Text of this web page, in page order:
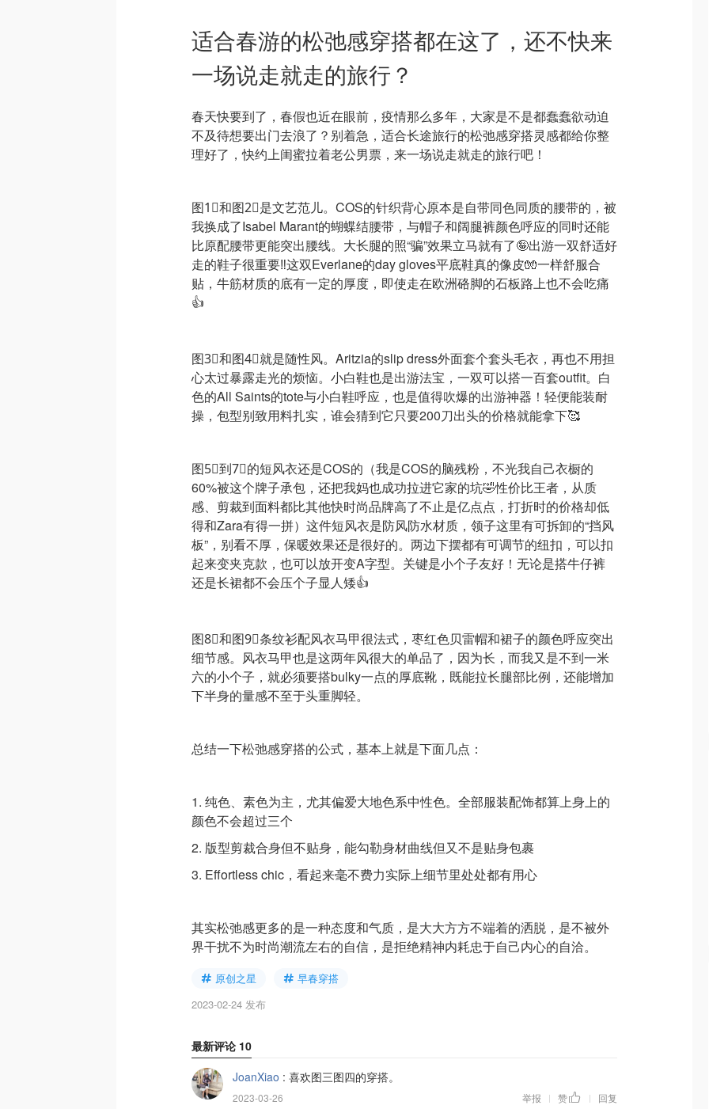
适合春游的松弛感穿搭都在这了，还不快来
一场说走就走的旅行？
春天快要到了，春假也近在眼前，疫情那么多年，大家是不是都蠢蠢欲动迫
不及待想要出门去浪了？别着急，适合长途旅行的松弛感穿搭灵感都给你整
理好了，快约上闺蜜拉着老公男票，来一场说走就走的旅行吧！
图1⃣️和图2⃣️是文艺范儿。COS的针织背心原本是自带同色同质的腰带的，被
我换成了Isabel Marant的蝴蝶结腰带，与帽子和阔腿裤颜色呼应的同时还能
比原配腰带更能突出腰线。大长腿的照“骗”效果立马就有了🤪出游一双舒适好
走的鞋子很重要‼️这双Everlane的day gloves平底鞋真的像皮🧤一样舒服合
贴，牛筋材质的底有一定的厚度，即使走在欧洲硌脚的石板路上也不会吃痛
👍
图3⃣️和图4⃣️就是随性风。Aritzia的slip dress外面套个套头毛衣，再也不用担
心太过暴露走光的烦恼。小白鞋也是出游法宝，一双可以搭一百套outfit。白
色的All Saints的tote与小白鞋呼应，也是值得吹爆的出游神器！轻便能装耐
操，包型别致用料扎实，谁会猜到它只要200刀出头的价格就能拿下🥰
图5⃣️到7⃣️的短风衣还是COS的（我是COS的脑残粉，不光我自己衣橱的
60%被这个牌子承包，还把我妈也成功拉进它家的坑🤣性价比王者，从质
感、剪裁到面料都比其他快时尚品牌高了不止是亿点点，打折时的价格却低
得和Zara有得一拼）这件短风衣是防风防水材质，领子这里有可拆卸的“挡风
板”，别看不厚，保暖效果还是很好的。两边下摆都有可调节的纽扣，可以扣
起来变夹克款，也可以放开变A字型。关键是小个子友好！无论是搭牛仔裤
还是长裙都不会压个子显人矮👍
图8⃣️和图9⃣️条纹衫配风衣马甲很法式，枣红色贝雷帽和裙子的颜色呼应突出
细节感。风衣马甲也是这两年风很大的单品了，因为长，而我又是不到一米
六的小个子，就必须要搭bulky一点的厚底靴，既能拉长腿部比例，还能增加
下半身的量感不至于头重脚轻。
总结一下松弛感穿搭的公式，基本上就是下面几点：
1. 纯色、素色为主，尤其偏爱大地色系中性色。全部服装配饰都算上身上的
颜色不会超过三个
2. 版型剪裁合身但不贴身，能勾勒身材曲线但又不是贴身包裹
3. Effortless chic，看起来毫不费力实际上细节里处处都有用心
其实松弛感更多的是一种态度和气质，是大大方方不端着的洒脱，是不被外
界干扰不为时尚潮流左右的自信，是拒绝精神内耗忠于自己内心的自洽。
原创之星
早春穿搭
2023-02-24 发布
最新评论 10
JoanXiao : 喜欢图三图四的穿搭。
2023-03-26 举报 | 赞 | 回复